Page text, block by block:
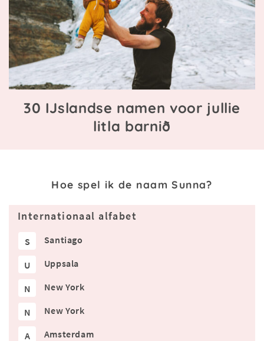
30 IJslandse namen voor jullie
litla barnið
Hoe spel ik de naam Sunna?
Internationaal alfabet
S Santiago
U Uppsala
N New York
N New York
A Amsterdam